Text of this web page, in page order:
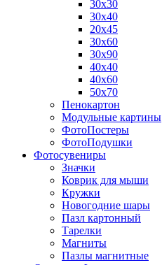
30х30
30х40
20х45
30х60
30х90
40х40
40х60
50х70
Пенокартон
Модульные картины
ФотоПостеры
ФотоПодушки
Фотоcувениры
Значки
Коврик для мыши
Кружки
Новогодние шары
Пазл картонный
Тарелки
Магниты
Пазлы магнитные